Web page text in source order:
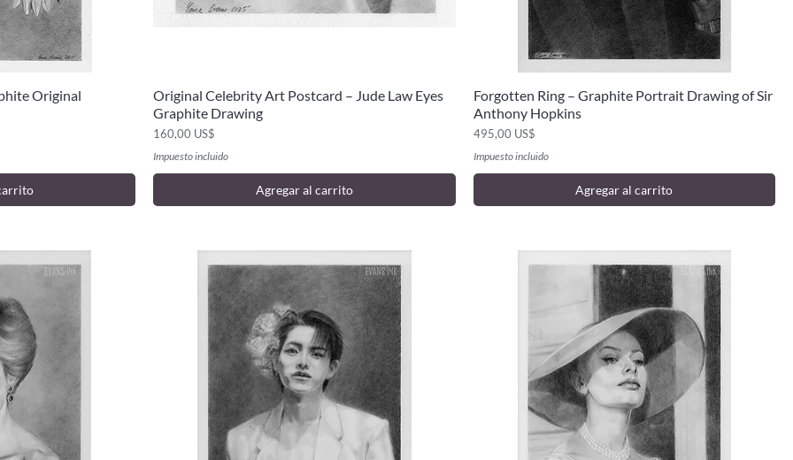
Original
Vista rápida
Original Celebrity Art Postcard – Jude Law Eyes
Graphite Drawing
Precio
160,00 US$
Impuesto incluido
Agregar al carrito
Vista rápida
Forgotten Ring – Graphite Portrait Drawing of Sir
Anthony Hopkins
Precio
495,00 US$
Impuesto incluido
Agregar al carrito